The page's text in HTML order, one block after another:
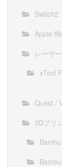
Switch2
Apple
レーザ
xTool
Quest /
3Dプリ